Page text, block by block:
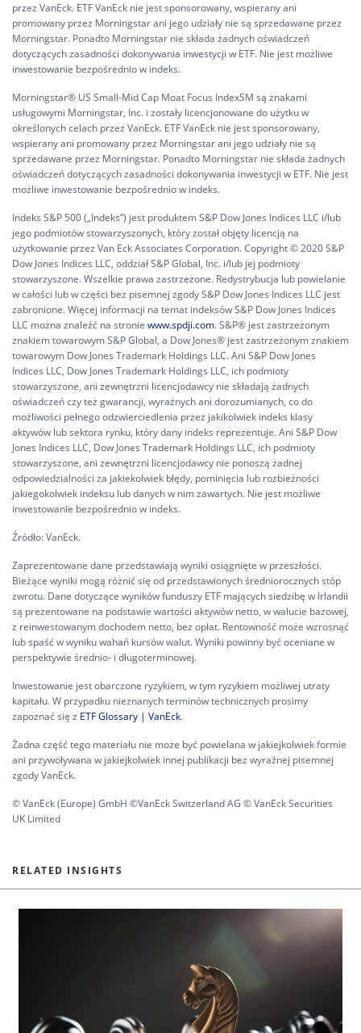
przez VanEck. ETF VanEck nie jest sponsorowany, wspierany ani
promowany przez Morningstar ani jego udziały nie są sprzedawane przez
Morningstar. Ponadto Morningstar nie składa żadnych oświadczeń
dotyczących zasadności dokonywania inwestycji w ETF. Nie jest możliwe
inwestowanie bezpośrednio w indeks.
Morningstar® US Small-Mid Cap Moat Focus IndexSM są znakami
usługowymi Morningstar, Inc. i zostały licencjonowane do użytku w
określonych celach przez VanEck. ETF VanEck nie jest sponsorowany,
wspierany ani promowany przez Morningstar ani jego udziały nie są
sprzedawane przez Morningstar. Ponadto Morningstar nie składa żadnych
oświadczeń dotyczących zasadności dokonywania inwestycji w ETF. Nie jest
możliwe inwestowanie bezpośrednio w indeks.
Indeks S&P 500 („Indeks”) jest produktem S&P Dow Jones Indices LLC i/lub
jego podmiotów stowarzyszonych, który został objęty licencją na
użytkowanie przez Van Eck Associates Corporation. Copyright © 2020 S&P
Dow Jones Indices LLC, oddział S&P Global, Inc. i/lub jej podmioty
stowarzyszone. Wszelkie prawa zastrzeżone. Redystrybucja lub powielanie
w całości lub w części bez pisemnej zgody S&P Dow Jones Indices LLC jest
zabronione. Więcej informacji na temat indeksów S&P Dow Jones Indices
LLC można znaleźć na stronie www.spdji.com. S&P® jest zastrzeżonym
znakiem towarowym S&P Global, a Dow Jones® jest zastrzeżonym znakiem
towarowym Dow Jones Trademark Holdings LLC. Ani S&P Dow Jones
Indices LLC, Dow Jones Trademark Holdings LLC, ich podmioty
stowarzyszone, ani zewnętrzni licencjodawcy nie składają żadnych
oświadczeń czy też gwarancji, wyraźnych ani dorozumianych, co do
możliwości pełnego odzwierciedlenia przez jakikolwiek indeks klasy
aktywów lub sektora rynku, który dany indeks reprezentuje. Ani S&P Dow
Jones Indices LLC, Dow Jones Trademark Holdings LLC, ich podmioty
stowarzyszone, ani zewnętrzni licencjodawcy nie ponoszą żadnej
odpowiedzialności za jakiekolwiek błędy, pominięcia lub rozbieżności
jakiegokolwiek indeksu lub danych w nim zawartych. Nie jest możliwe
inwestowanie bezpośrednio w indeks.
Źródło: VanEck.
Zaprezentowane dane przedstawiają wyniki osiągnięte w przeszłości.
Bieżące wyniki mogą różnić się od przedstawionych średniorocznych stóp
zwrotu. Dane dotyczące wyników funduszy ETF mających siedzibę w Irlandii
są prezentowane na podstawie wartości aktywów netto, w walucie bazowej,
z reinwestowanym dochodem netto, bez opłat. Rentowność może wzrosnąć
lub spaść w wyniku wahań kursów walut. Wyniki powinny być oceniane w
perspektywie średnio- i długoterminowej.
Inwestowanie jest obarczone ryzykiem, w tym ryzykiem możliwej utraty
kapitału. W przypadku nieznanych terminów technicznych prosimy
zapoznać się z ETF Glossary | VanEck.
Żadna część tego materiału nie może być powielana w jakiejkolwiek formie
ani przywoływana w jakiejkolwiek innej publikacji bez wyraźnej pisemnej
zgody VanEck.
© VanEck (Europe) GmbH ©VanEck Switzerland AG © VanEck Securities
UK Limited
RELATED INSIGHTS